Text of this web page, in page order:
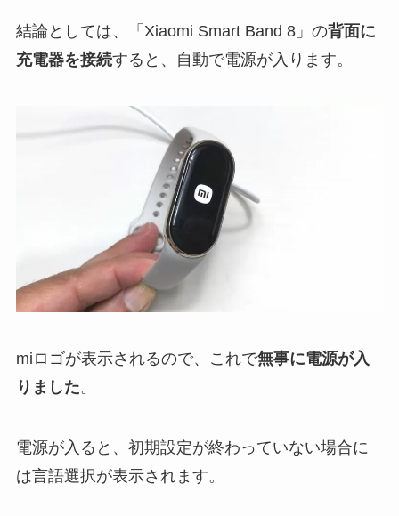
結論としては、「Xiaomi Smart Band 8」の背面に
充電器を接続すると、自動で電源が入ります。
miロゴが表示されるので、これで無事に電源が入
りました。
電源が入ると、初期設定が終わっていない場合に
は言語選択が表示されます。